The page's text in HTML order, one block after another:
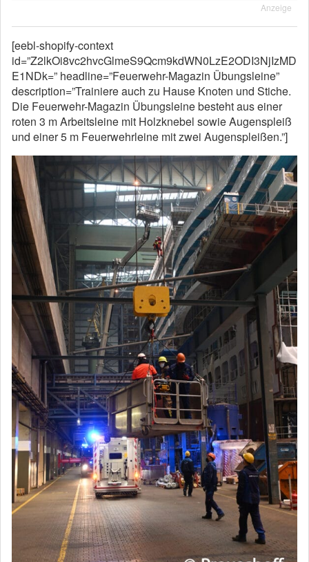
Anzeige
[eebl-shopify-context
id=”Z2lkOi8vc2hvcGlmeS9Qcm9kdWN0LzE2ODI3NjIzMD
E1NDk=” headline=”Feuerwehr-Magazin Übungsleine”
description=”Trainiere auch zu Hause Knoten und Stiche.
Die Feuerwehr-Magazin Übungsleine besteht aus einer
roten 3 m Arbeitsleine mit Holzknebel sowie Augenspleiß
und einer 5 m Feuerwehrleine mit zwei Augenspleißen.”]